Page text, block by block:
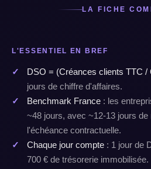
LA FICHE
L'ESSENTIEL EN BREF
DSO = (Créances clients TTC /
jours de chiffre d'affaires.
Benchmark France : les
~48 jours, avec ~12-13 jours
l'échéance contractuelle.
Chaque jour compte : 1 jour de
700 € de trésorerie immobilisée.